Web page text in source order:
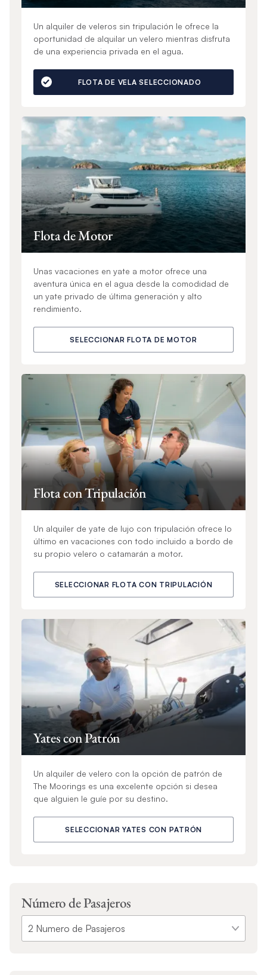
Un alquiler de veleros sin tripulación le ofrece la
oportunidad de alquilar un velero mientras disfruta
de una experiencia privada en el agua.
FLOTA DE VELA SELECCIONADO
Flota de Motor
Unas vacaciones en yate a motor ofrece una
aventura única en el agua desde la comodidad de
un yate privado de última generación y alto
rendimiento.
SELECCIONAR FLOTA DE MOTOR
Flota con Tripulación
Un alquiler de yate de lujo con tripulación ofrece lo
último en vacaciones con todo incluido a bordo de
su propio velero o catamarán a motor.
SELECCIONAR FLOTA CON TRIPULACIÓN
Yates con Patrón
Un alquiler de velero con la opción de patrón de
The Moorings es una excelente opción si desea
que alguien le guíe por su destino.
SELECCIONAR YATES CON PATRÓN
Número de Pasajeros